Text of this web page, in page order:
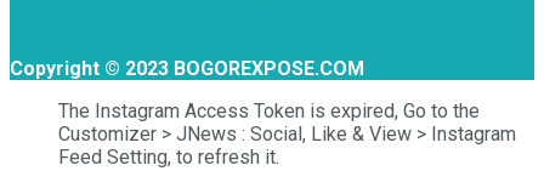
Copyright © 2023 BOGOREXPOSE.COM
The Instagram Access Token is expired, Go to the
Customizer > JNews : Social, Like & View > Instagram
Feed Setting, to refresh it.